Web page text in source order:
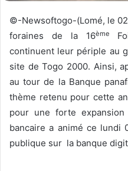
©-Newsoftogo-(Lomé, le
foraines de la 16ème
continuent leur périple au
site de Togo 2000. Ainsi,
au tour de la Banque
thème retenu pour cette
pour une forte
bancaire a animé ce lundi
publique sur la banque